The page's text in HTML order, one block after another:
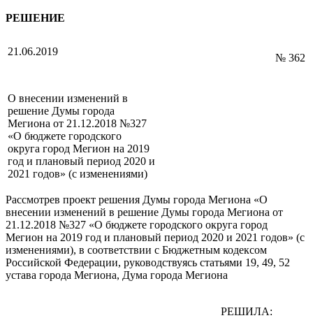
РЕШЕНИЕ
21.06.2019
№ 362
О внесении изменений в
решение Думы города
Мегиона от 21.12.2018 №327
«О бюджете городского
округа город Мегион на 2019
год и плановый период 2020 и
2021 годов» (с изменениями)
Рассмотрев проект решения Думы города Мегиона «О
внесении изменений в решение Думы города Мегиона от
21.12.2018 №327 «О бюджете городского округа город
Мегион на 2019 год и плановый период 2020 и 2021 годов» (с
изменениями), в соответствии с Бюджетным кодексом
Российской Федерации, руководствуясь статьями 19, 49, 52
устава города Мегиона, Дума города Мегиона
РЕШИЛА: